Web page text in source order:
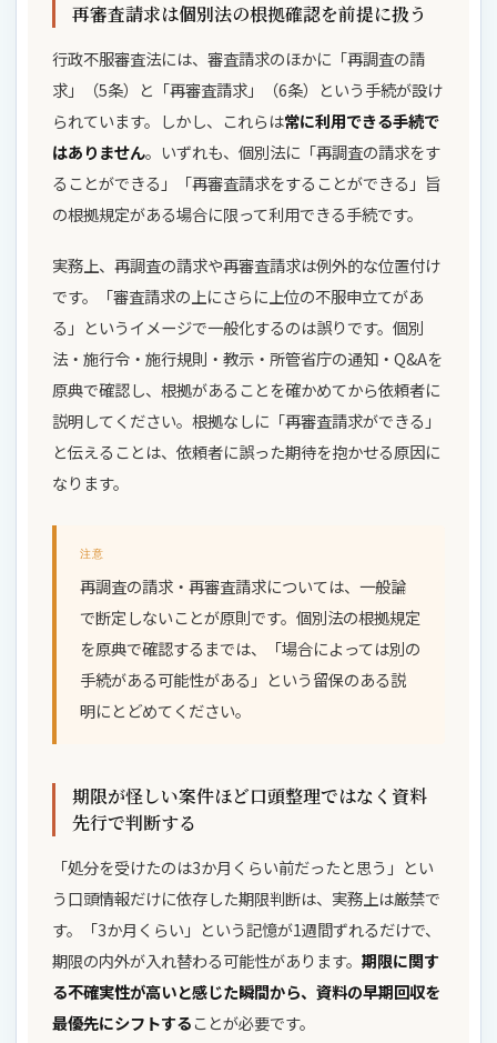
再審査請求は個別法の根拠確認を前提に扱う
行政不服審査法には、審査請求のほかに「再調査の請
求」（5条）と「再審査請求」（6条）という手続が設け
られています。しかし、これらは常に利用できる手続で
はありません。いずれも、個別法に「再調査の請求をす
ることができる」「再審査請求をすることができる」旨
の根拠規定がある場合に限って利用できる手続です。
実務上、再調査の請求や再審査請求は例外的な位置付け
です。「審査請求の上にさらに上位の不服申立てがあ
る」というイメージで一般化するのは誤りです。個別
法・施行令・施行規則・教示・所管省庁の通知・Q&Aを
原典で確認し、根拠があることを確かめてから依頼者に
説明してください。根拠なしに「再審査請求ができる」
と伝えることは、依頼者に誤った期待を抱かせる原因に
なります。
注意
再調査の請求・再審査請求については、一般論
で断定しないことが原則です。個別法の根拠規定
を原典で確認するまでは、「場合によっては別の
手続がある可能性がある」という留保のある説
明にとどめてください。
期限が怪しい案件ほど口頭整理ではなく資料
先行で判断する
「処分を受けたのは3か月くらい前だったと思う」とい
う口頭情報だけに依存した期限判断は、実務上は厳禁で
す。「3か月くらい」という記憶が1週間ずれるだけで、
期限の内外が入れ替わる可能性があります。期限に関す
る不確実性が高いと感じた瞬間から、資料の早期回収を
最優先にシフトすることが必要です。